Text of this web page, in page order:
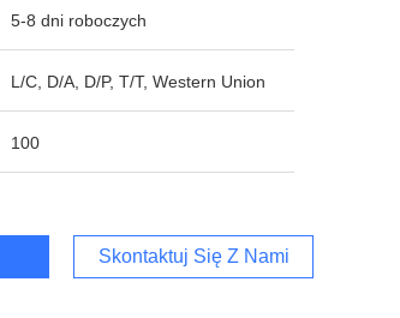
5-8 dni roboczych
L/C, D/A, D/P, T/T, Western Union
100
Skontaktuj Się Z Nami